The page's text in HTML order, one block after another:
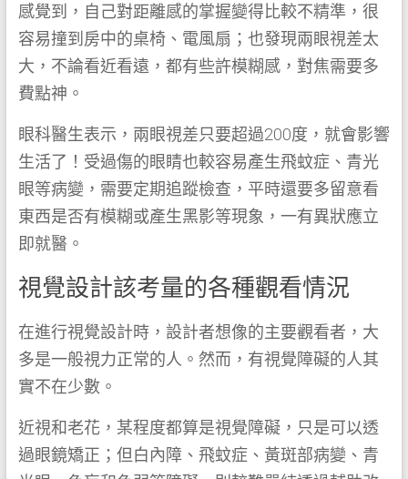
感覺到，自己對距離感的掌握變得比較不精準，很
容易撞到房中的桌椅、電風扇；也發現兩眼視差太
大，不論看近看遠，都有些許模糊感，對焦需要多
費點神。
眼科醫生表示，兩眼視差只要超過200度，就會影響
生活了！受過傷的眼睛也較容易產生飛蚊症、青光
眼等病變，需要定期追蹤檢查，平時還要多留意看
東西是否有模糊或產生黑影等現象，一有異狀應立
即就醫。
視覺設計該考量的各種觀看情況
在進行視覺設計時，設計者想像的主要觀看者，大
多是一般視力正常的人。然而，有視覺障礙的人其
實不在少數。
近視和老花，某程度都算是視覺障礙，只是可以透
過眼鏡矯正；但白內障、飛蚊症、黃斑部病變、青